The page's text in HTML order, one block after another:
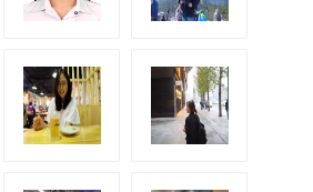
K.ฟงฟง K.Tangkwa